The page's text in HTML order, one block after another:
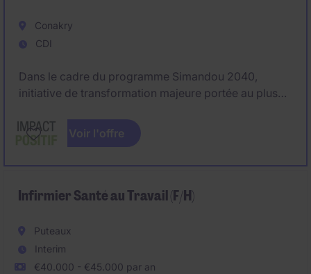
Conakry
CDI
Dans le cadre du programme Simandou 2040,
initiative de transformation majeure portée au plus
Santé & Bien-être. Ce rôle vise à structurer et piloter
une stratégie nationale ambitieuse permettant de
Voir l'offre
Infirmier Santé au Travail (F/H)
Puteaux
Interim
€40.000 - €45.000 par an